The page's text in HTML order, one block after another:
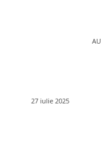
27 iulie 2025